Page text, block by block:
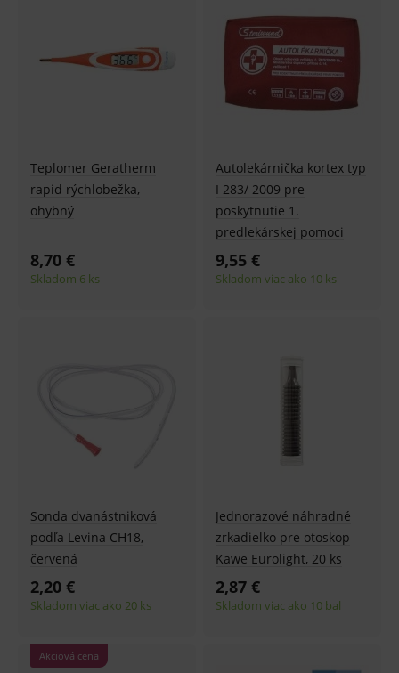
Teplomer Geratherm
rapid rýchlobežka,
ohybný
8,70 €
Skladom 6 ks
Autolekárnička kortex typ
I 283/ 2009 pre
poskytnutie 1.
predlekárskej pomoci
9,55 €
Skladom viac ako 10 ks
Sonda dvanástniková
podľa Levina CH18,
červená
2,20 €
Skladom viac ako 20 ks
Jednorazové náhradné
zrkadielko pre otoskop
Kawe Eurolight, 20 ks
2,87 €
Skladom viac ako 10 bal
Akciová cena